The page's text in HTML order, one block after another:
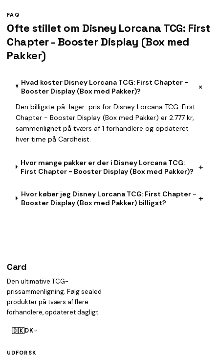
FAQ
Ofte stillet om Disney Lorcana TCG: First
Chapter - Booster Display (Box med
Pakker)
Hvad koster Disney Lorcana TCG: First Chapter -
Booster Display (Box med Pakker)?
+
Den billigste på-lager-pris for Disney Lorcana TCG: First
Chapter - Booster Display (Box med Pakker) er 2.777 kr,
sammenlignet på tværs af 1 forhandlere og opdateret
hver time på Cardheist.
Hvor mange pakker er der i Disney Lorcana TCG:
First Chapter - Booster Display (Box med Pakker)?
+
Hvor køber jeg Disney Lorcana TCG: First Chapter -
Booster Display (Box med Pakker) billigst?
+
Card
Den ultimative TCG-
prissammenligning. Følg sealed
produkter på tværs af flere
forhandlere, opdateret dagligt.
🇩🇰DK
UDFORSK